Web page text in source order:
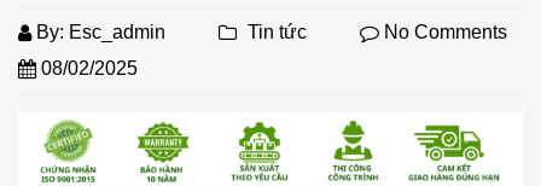
By: Esc_admin Tin tức
No Comments
08/02/2025